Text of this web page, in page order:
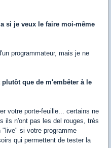
si je veux le faire moi-même
programmateur, mais je ne
que de m'embêter à le
votre porte-feuille... certains ne
ils n'ont pas les del rouges, très
si votre programme
qui permettent de tester la